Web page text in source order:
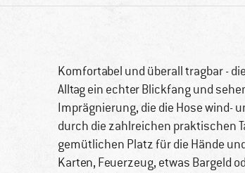
Komfortabel und überall tragbar -
Alltag ein echter Blickfang und
Imprägnierung, die die Hose wind-
durch die zahlreichen praktischen
gemütlichen Platz für die Hände
Karten, Feuerzeug, etwas Bargeld